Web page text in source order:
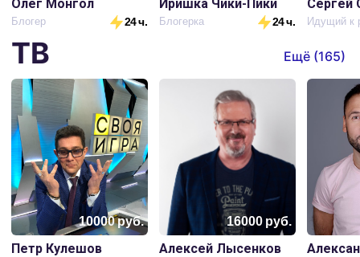
Олег Монгол
Блогер 24 ч.
Иришка Чики-Пики
Блогерка 24 ч. Идущий к
ТВ Ещё (165)
10000руб.
Петр Кулешов
16000руб.
Алексей Лысенков